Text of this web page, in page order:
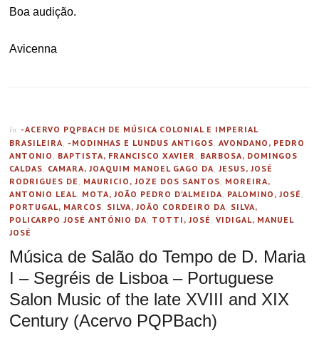
Boa audição.
Avicenna
In -ACERVO PQPBACH DE MÚSICA COLONIAL E IMPERIAL
BRASILEIRA, -MODINHAS E LUNDUS ANTIGOS,AVONDANO, PEDRO
ANTONIO , BAPTISTA, FRANCISCO XAVIER, BARBOSA, DOMINGOS
CALDAS, CAMARA, JOAQUIM MANOEL GAGO DA,JESUS, JOSÉ
RODRIGUES DE , MAURICIO, JOZE DOS SANTOS, MOREIRA,
ANTONIO LEAL, MOTA, JOÃO PEDRO D'ALMEIDA, PALOMINO, JOSÉ ,
PORTUGAL, MARCOS, SILVA, JOÃO CORDEIRO DA, SILVA,
POLICARPO JOSÉ ANTÓNIO DA, TOTTI, JOSÉ ,VIDIGAL, MANUEL
JOSÉ
Música de Salão do Tempo de D. Maria
I – Segréis de Lisboa – Portuguese
Salon Music of the late XVIII and XIX
Century (Acervo PQPBach)